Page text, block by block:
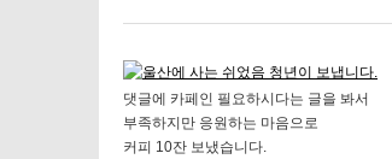
댓글에 카페인 필요하시다는 글을 봐서
부족하지만 응원하는 마음으로
커피 10잔 보냈습니다.